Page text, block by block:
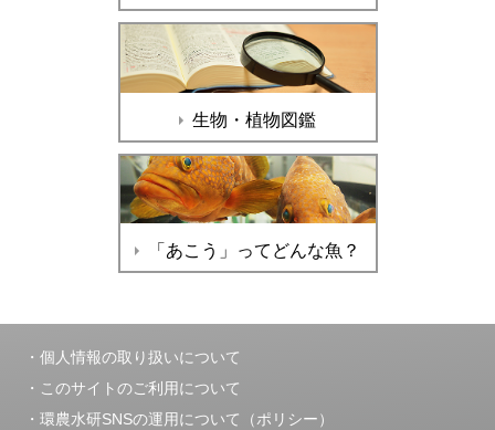
生物・植物図鑑
「あこう」ってどんな魚？
個人情報の取り扱いについて
このサイトのご利用について
環農水研SNSの運用について（ポリシー）